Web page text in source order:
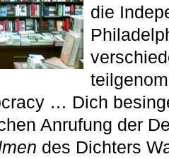
die
… Dich
Anrufung der
des Dichters